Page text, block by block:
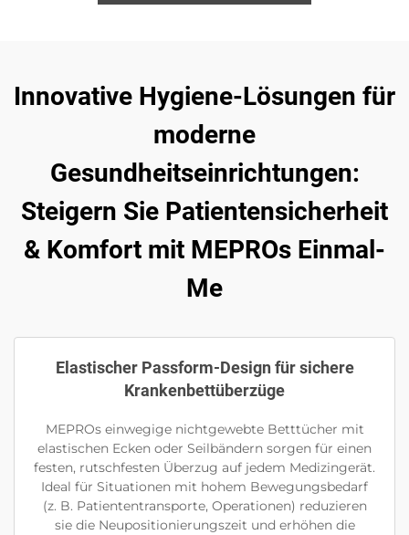
Innovative Hygiene-Lösungen für
moderne
Gesundheitseinrichtungen:
Steigern Sie Patientensicherheit
& Komfort mit MEPROs Einmal-
Me
Elastischer Passform-Design für sichere
Krankenbettüberzüge
MEPROs einwegige nichtgewebte Betttücher mit
elastischen Ecken oder Seilbändern sorgen für einen
festen, rutschfesten Überzug auf jedem Medizingerät.
Ideal für Situationen mit hohem Bewegungsbedarf
(z. B. Patiententransporte, Operationen) reduzieren
sie die Neupositionierungszeit und erhöhen die